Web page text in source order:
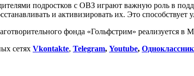
подростков с ОВЗ играют важную роль в
и активизировать их. Это
фонда «Гольфстрим» реализуется в
сетях Vkontakte, Telegram, Youtube,